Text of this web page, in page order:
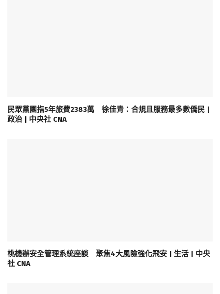
民眾黨團指5年旅費2383萬 徐佳青：合規且服務最多數僑民 |
政治 | 中央社 CNA
桃機辦安全管理系統座談 聚焦4大風險強化飛安 | 生活 | 中央
社 CNA